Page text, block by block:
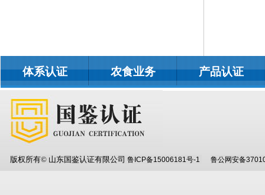
体系认证 农食业务 产品认证
版权所有© 山东国鉴认证有限公司 鲁ICP备15006181号-1 鲁公网安备